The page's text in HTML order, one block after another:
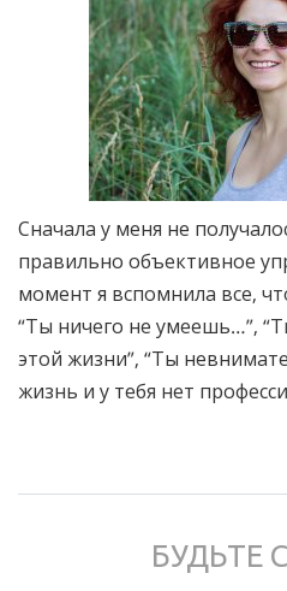
Сначала у меня не
правильно объективное
момент я вспомнила все,
“Ты ничего не умеешь…”,
этой жизни”, “Ты
жизнь и у тебя нет
БУДЬТЕ